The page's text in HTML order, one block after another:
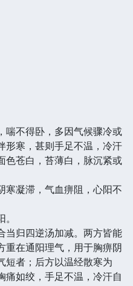
喘不得卧，多因气候骤冷或
形寒，甚则手足不温，冷汗
色苍白，苔薄白，脉沉紧或
寒凝滞，气血痹阻，心阳不
当归四逆汤加减。两方皆能
重在通阳理气，用于胸痹阴
短者；后方以温经散寒为
痛如绞，手足不温，冷汗自